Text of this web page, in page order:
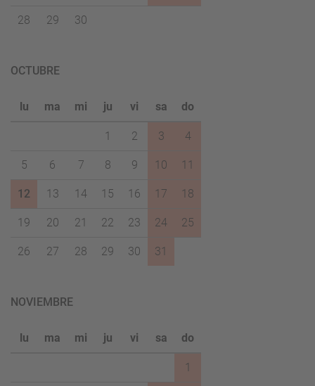
28 29 30
OCTUBRE
lu ma mi ju vi sa do
1 2 3 4
5 6 7 8 9 10 11
12 13 14 15 16 17 18
19 20 21 22 23 24 25
26 27 28 29 30 31
NOVIEMBRE
lu ma mi ju vi sa do
1